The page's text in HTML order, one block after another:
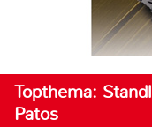
Topthema:
Patos